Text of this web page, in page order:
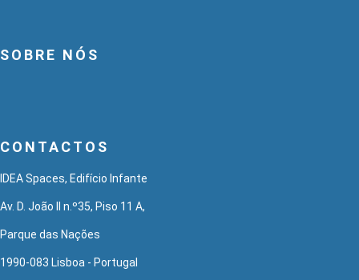
SOBRE NÓS
CONTACTOS
IDEA Spaces, Edifício Infante
Av. D. João II n.º35, Piso 11 A,
Parque das Nações
1990-083 Lisboa - Portugal